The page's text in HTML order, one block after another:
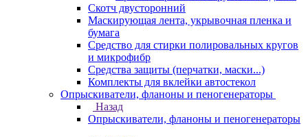
Скотч двусторонний
Маскирующая лента, укрывочная пленка и
бумага
Средство для стирки полировальных кругов
и микрофибр
Средства защиты (перчатки, маски...)
Комплекты для вклейки автостекол
Опрыскиватели, фланоны и пеногенераторы
Назад
Опрыскиватели, фланоны и пеногенераторы